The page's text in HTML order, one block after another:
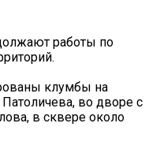
работы по
клумбы на
во дворе с
в сквере около